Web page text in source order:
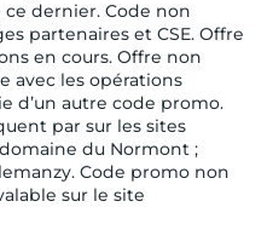
dernier. Code non
partenaires et CSE. Offre
en cours. Offre non
avec les opérations
d’un autre code promo.
par sur les sites
du Normont ;
Code promo non
sur le site